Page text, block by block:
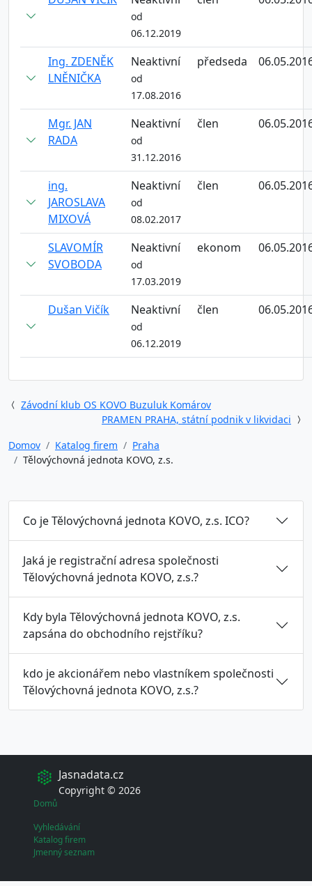
od
06.12.2019
Ing. ZDENĚK
LNĚNIČKA
Neaktivní
od
17.08.2016
předseda
Mgr. JAN
RADA
Neaktivní
od
31.12.2016
člen
ing.
JAROSLAVA
MIXOVÁ
Neaktivní
od
08.02.2017
člen
SLAVOMÍR
SVOBODA
Neaktivní
od
17.03.2019
ekonom
Dušan Vičík Neaktivní
od
06.12.2019
člen
Závodní klub OS KOVO Buzuluk Komárov
PRAMEN PRAHA, státní podnik v likvidaci
Domov
Katalog firem
Praha
Tělovýchovná jednota KOVO, z.s.
Co je Tělovýchovná jednota KOVO, z.s. ICO?
Jaká je registrační adresa společnosti
Tělovýchovná jednota KOVO, z.s.?
Kdy byla Tělovýchovná jednota KOVO, z.s.
zapsána do obchodního rejstříku?
kdo je akcionářem nebo vlastníkem společnosti
Tělovýchovná jednota KOVO, z.s.?
Jasnadata.cz
Copyright © 2026
Domů
Vyhledávání
Katalog firem
Jmenný seznam